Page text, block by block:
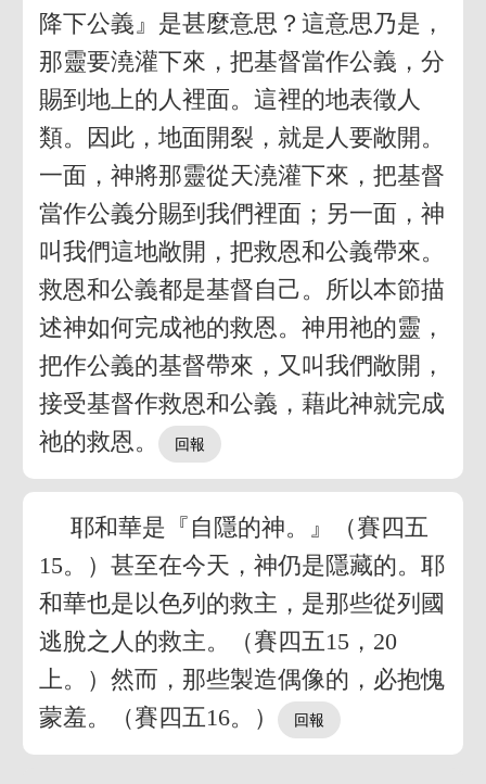
降下公義』是甚麼意思？這意思乃是，
那靈要澆灌下來，把基督當作公義，分
賜到地上的人裡面。這裡的地表徵人
類。因此，地面開裂，就是人要敞開。
一面，神將那靈從天澆灌下來，把基督
當作公義分賜到我們裡面；另一面，神
叫我們這地敞開，把救恩和公義帶來。
救恩和公義都是基督自己。所以本節描
述神如何完成祂的救恩。神用祂的靈，
把作公義的基督帶來，又叫我們敞開，
接受基督作救恩和公義，藉此神就完成
祂的救恩。
耶和華是『自隱的神。』（賽四五
15。）甚至在今天，神仍是隱藏的。耶
和華也是以色列的救主，是那些從列國
逃脫之人的救主。（賽四五15，20
上。）然而，那些製造偶像的，必抱愧
蒙羞。（賽四五16。）